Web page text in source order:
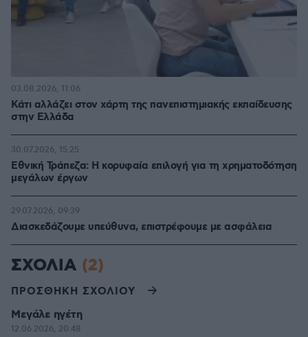
Κάτι αλλάζει στον χάρτη της πανεπιστημιακής εκπαίδευσης
στην Ελλάδα
03.08.2026, 11:06
Εθνική Τράπεζα: Η κορυφαία επιλογή για τη χρηματοδότηση
μεγάλων έργων
30.07.2026, 15:25
Διασκεδάζουμε υπεύθυνα, επιστρέφουμε με ασφάλεια
29.07.2026, 09:39
ΣΧΟΛΙΑ (2)
ΠΡΟΣΘΗΚΗ ΣΧΟΛΙΟΥ
Μεγάλε ηγέτη
12.06.2026, 20:48